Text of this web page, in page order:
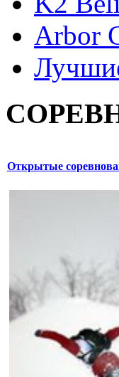
Arbor
Открытые